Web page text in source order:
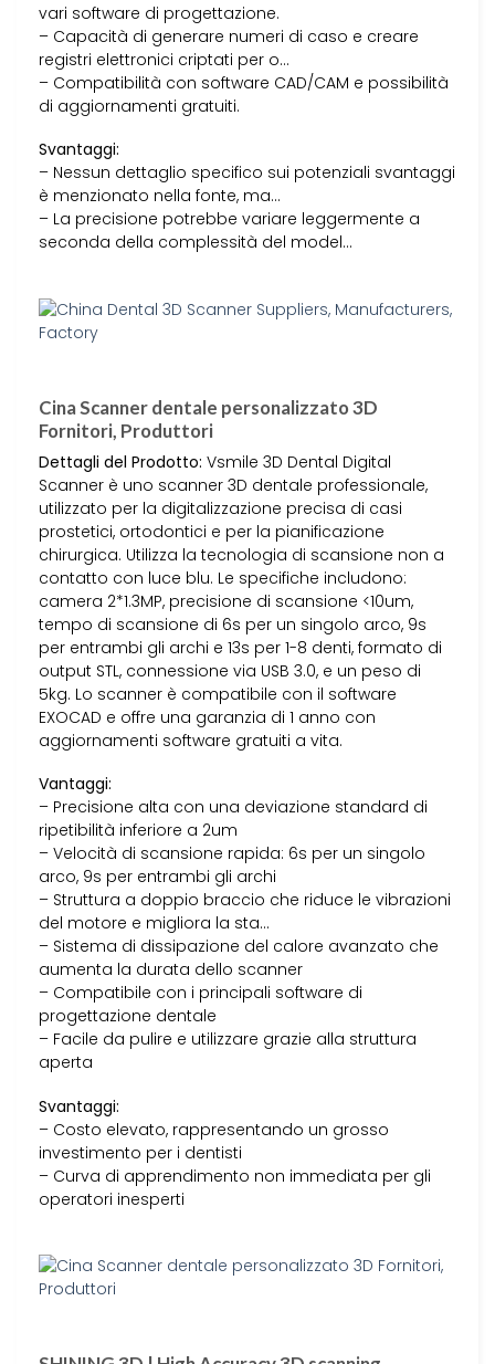
vari software di progettazione.
– Capacità di generare numeri di caso e creare
registri elettronici criptati per o…
– Compatibilità con software CAD/CAM e possibilità
di aggiornamenti gratuiti.
Svantaggi:
– Nessun dettaglio specifico sui potenziali svantaggi
è menzionato nella fonte, ma…
– La precisione potrebbe variare leggermente a
seconda della complessità del model…
Cina Scanner dentale personalizzato 3D
Fornitori, Produttori
Dettagli del Prodotto: Vsmile 3D Dental Digital
Scanner è uno scanner 3D dentale professionale,
utilizzato per la digitalizzazione precisa di casi
prostetici, ortodontici e per la pianificazione
chirurgica. Utilizza la tecnologia di scansione non a
contatto con luce blu. Le specifiche includono:
camera 2*1.3MP, precisione di scansione <10um,
tempo di scansione di 6s per un singolo arco, 9s
per entrambi gli archi e 13s per 1-8 denti, formato di
output STL, connessione via USB 3.0, e un peso di
5kg. Lo scanner è compatibile con il software
EXOCAD e offre una garanzia di 1 anno con
aggiornamenti software gratuiti a vita.
Vantaggi:
– Precisione alta con una deviazione standard di
ripetibilità inferiore a 2um
– Velocità di scansione rapida: 6s per un singolo
arco, 9s per entrambi gli archi
– Struttura a doppio braccio che riduce le vibrazioni
del motore e migliora la sta…
– Sistema di dissipazione del calore avanzato che
aumenta la durata dello scanner
– Compatibile con i principali software di
progettazione dentale
– Facile da pulire e utilizzare grazie alla struttura
aperta
Svantaggi:
– Costo elevato, rappresentando un grosso
investimento per i dentisti
– Curva di apprendimento non immediata per gli
operatori inesperti